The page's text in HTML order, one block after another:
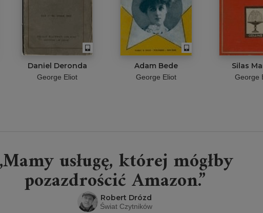
Daniel Deronda
George Eliot
Adam Bede
George Eliot
Silas
George
usługę, której mógłby
pozazdrościć Amazon.”
Robert Drózd
Świat Czytników